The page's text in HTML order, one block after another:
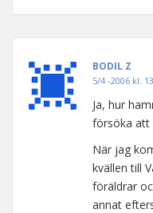
BODIL Z
5/4 -2006 kl.
Ja, hur
försöka att
När jag
kvällen till
föräldrar
annat